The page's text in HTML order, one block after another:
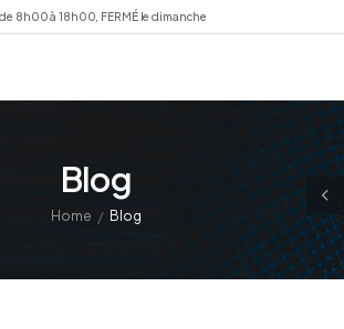
8h00 à 18h00, FERMÉ le dimanche
Blog
Home / Blog